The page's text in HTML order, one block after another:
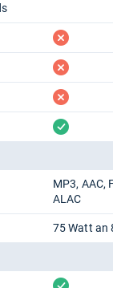
fehlt
fehlt
fehlt
vorhanden
MP3 AAC
ALAC
75 Watt an